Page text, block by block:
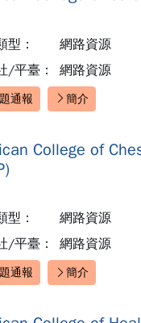
型：
網路資源
/平臺：
網路資源
結：
通報 簡介
College of
型：
網路資源
/平臺：
網路資源
結：
通報 簡介